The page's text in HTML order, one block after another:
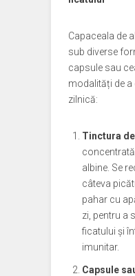
Capaceala de
sub diverse
capsule sau
modalități de a
zilnică:
Tinctura
albine. Se
câteva
pahar cu
zi, pentru a
ficatului și
imunitar.
Capsule